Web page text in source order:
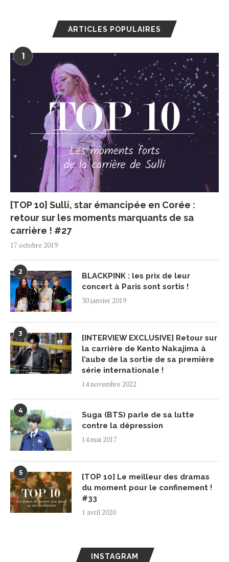
ARTICLES POPULAIRES
1
[TOP 10] Sulli, star émancipée en Corée :
retour sur les moments marquants de sa
carrière ! #27
17 octobre 2019
2
BLACKPINK : les prix de leur
concert à Paris sont sortis !
30 janvier 2019
3
[INTERVIEW EXCLUSIVE] Retour sur
la carrière de Kento Nakajima à
l’aube de la sortie de sa première
série internationale !
14 novembre 2022
4
Suga (BTS) parle de sa lutte
contre la dépression
14 mai 2017
5
[TOP 10] Le meilleur des dramas
du moment pour le confinement !
#33
1 avril 2020
INSTAGRAM